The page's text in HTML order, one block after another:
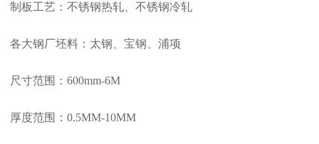
制板工艺：不锈钢热轧、不锈钢冷轧
各大钢厂坯料：太钢、宝钢、浦项
尺寸范围：600mm-6M
厚度范围：0.5MM-10MM